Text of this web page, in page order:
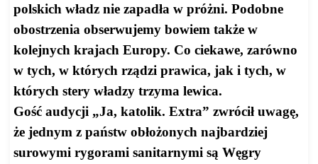
polskich władz nie zapadła w próżni. Podobne
obostrzenia obserwujemy bowiem także w
kolejnych krajach Europy. Co ciekawe, zarówno
w tych, w których rządzi prawica, jak i tych, w
których stery władzy trzyma lewica.
Gość audycji „Ja, katolik. Extra” zwrócił uwagę,
że jednym z państw obłożonych najbardziej
surowymi rygorami sanitarnymi są Węgry